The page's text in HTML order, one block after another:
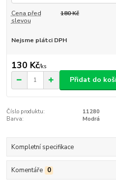
Cena před
slevou
180 Kč
Nejsme plátci DPH
130 Kč/ks
Přidat do
Číslo produktu:
11280
Barva:
Modrá
Kompletní specifikace
Komentáře 0